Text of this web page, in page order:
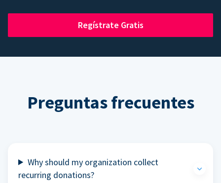
Regístrate Gratis
Preguntas frecuentes
Why should my organization collect
recurring donations?